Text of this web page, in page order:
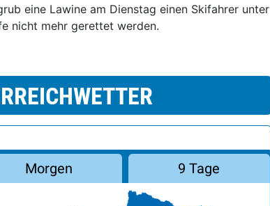
eine Lawine am Dienstag einen Skifahrer unter
nicht mehr gerettet werden.
Morgen 9 Tage